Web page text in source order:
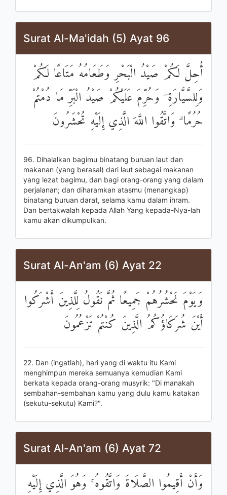
Surat Al-Ma'idah (5) Ayat 96
أُحِلَّ لَكُمْ صَيْدُ الْبَحْرِ وَطَعَامُهُ مَتَاعًا لَكُمْ
وَلِلسَّيَّارَةِ ۖ وَحُرِّمَ عَلَيْكُمْ صَيْدُ الْبَرِّ مَا دُمْتُمْ
حُرُمًا ۗ وَاتَّقُوا اللَّهَ الَّذِي إِلَيْهِ تُحْشَرُونَ
96. Dihalalkan bagimu binatang buruan laut dan
makanan (yang berasal) dari laut sebagai makanan
yang lezat bagimu, dan bagi orang-orang yang dalam
perjalanan; dan diharamkan atasmu (menangkap)
binatang buruan darat, selama kamu dalam ihram.
Dan bertakwalah kepada Allah Yang kepada-Nya-lah
kamu akan dikumpulkan.
Surat Al-An'am (6) Ayat 22
وَيَوْمَ نَحْشُرُهُمْ جَمِيعًا ثُمَّ نَقُولُ لِلَّذِينَ أَشْرَكُوا
أَيْنَ شُرَكَاؤُكُمُ الَّذِينَ كُنْتُمْ تَزْعُمُونَ
22. Dan (ingatlah), hari yang di waktu itu Kami
menghimpun mereka semuanya kemudian Kami
berkata kepada orang-orang musyrik: "Di manakah
sembahan-sembahan kamu yang dulu kamu katakan
(sekutu-sekutu) Kami?".
Surat Al-An'am (6) Ayat 72
وَأَنْ أَقِيمُوا الصَّلَاةَ وَاتَّقُوهُ ۚ وَهُوَ الَّذِي إِلَيْهِ